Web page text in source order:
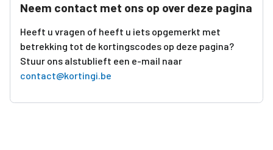
Neem contact met ons op over deze pagina
Heeft u vragen of heeft u iets opgemerkt met
betrekking tot de kortingscodes op deze pagina?
Stuur ons alstublieft een e-mail naar
contact@kortingi.be